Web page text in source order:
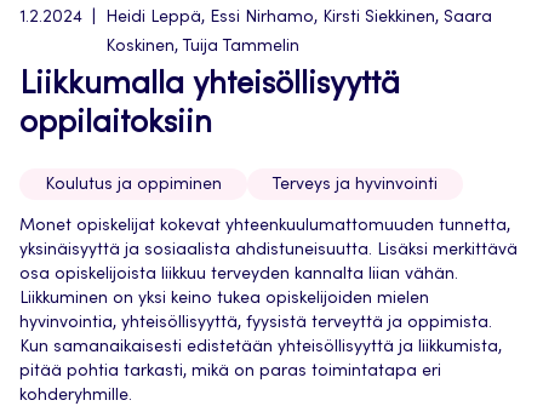
1.2.2024
Heidi Leppä, Essi Nirhamo, Kirsti Siekkinen, Saara
Koskinen, Tuija Tammelin
Liikkumalla yhteisöllisyyttä
oppilaitoksiin
Koulutus ja oppiminen Terveys ja hyvinvointi
Monet opiskelijat kokevat yhteenkuulumattomuuden tunnetta,
yksinäisyyttä ja sosiaalista ahdistuneisuutta. Lisäksi merkittävä
osa opiskelijoista liikkuu terveyden kannalta liian vähän.
Liikkuminen on yksi keino tukea opiskelijoiden mielen
hyvinvointia, yhteisöllisyyttä, fyysistä terveyttä ja oppimista.
Kun samanaikaisesti edistetään yhteisöllisyyttä ja liikkumista,
pitää pohtia tarkasti, mikä on paras toimintatapa eri
kohderyhmille.